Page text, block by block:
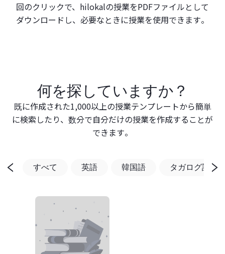
回のクリックで、hilokalの授業をPDFファイルとして
ダウンロードし、必要なときに授業を使用できます。
何を探していますか？
既に作成された1,000以上の授業テンプレートから簡単
に検索したり、数分で自分だけの授業を作成することが
できます。
すべて 英語 韓国語 タガログ語